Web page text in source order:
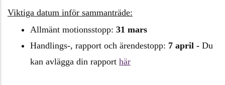
Viktiga datum inför sammanträde:
Allmänt motionsstopp: 31 mars
Handlings-, rapport och ärendestopp: 7 april - Du
kan avlägga din rapport här